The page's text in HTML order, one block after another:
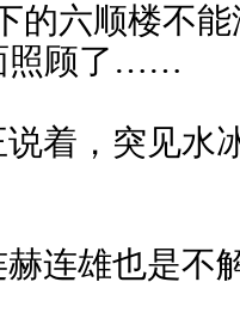
的六顺楼不
照顾了……
着，突见水
连雄也是不